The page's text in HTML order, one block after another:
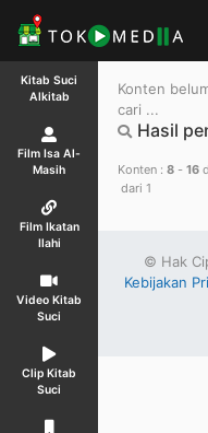
Kitab Suci
Alkitab
Film Isa Al-
Masih
Film Ikatan
Ilahi
Video Kitab
Suci
Clip Kitab
Suci
Konten
cari ...
Hasil
Konten : 8 - 16
dari 1
© Hak
Kebijakan